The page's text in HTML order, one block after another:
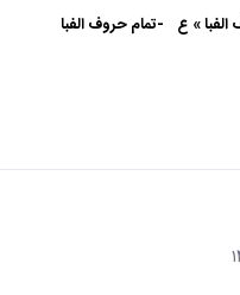
» ع -تمام حروف الفبا